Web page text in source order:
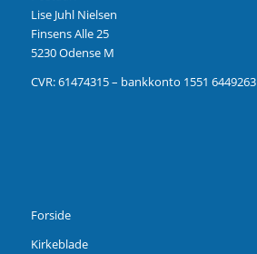
Lise Juhl Nielsen
Finsens Alle 25
5230 Odense M
CVR: 61474315 – bankkonto 1551 6449263
Forside
Kirkeblade